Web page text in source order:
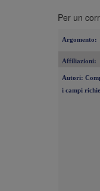
Per un
Argomento:
Affiliazioni:
Autori:
i campi